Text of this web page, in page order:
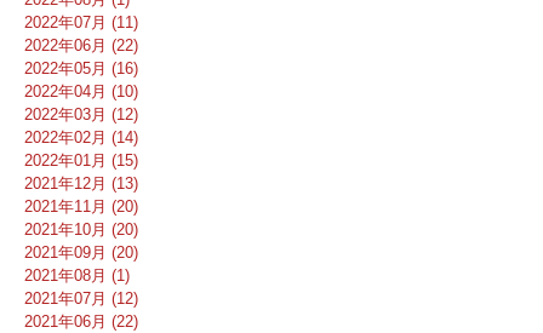
2022年07月 (11)
2022年06月 (22)
2022年05月 (16)
2022年04月 (10)
2022年03月 (12)
2022年02月 (14)
2022年01月 (15)
2021年12月 (13)
2021年11月 (20)
2021年10月 (20)
2021年09月 (20)
2021年08月 (1)
2021年07月 (12)
2021年06月 (22)